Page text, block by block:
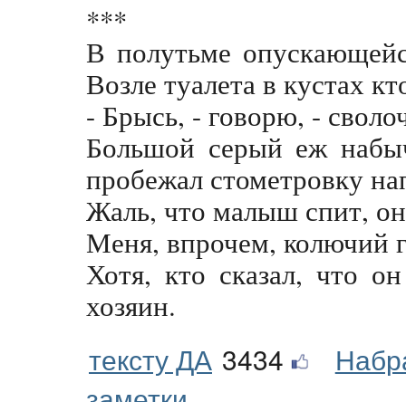
***
В полутьме
Возле туалета в кустах
- Брысь, - говорю, -
Большой серый еж
пробежал стометровку
Жаль, что малыш спит,
Меня, впрочем, колючий
Хотя, кто сказал, что
хозяин.
тексту ДА 3434